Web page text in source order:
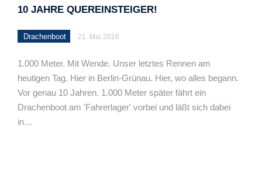
10 JAHRE QUEREINSTEIGER!
Drachenboot 21. Mai 2016
1.000 Meter. Mit Wende. Unser letztes Rennen am
heutigen Tag. Hier in Berlin-Grünau. Hier, wo alles begann.
Vor genau 10 Jahren. 1.000 Meter später fährt ein
Drachenboot am 'Fahrerlager' vorbei und läßt sich dabei
in…